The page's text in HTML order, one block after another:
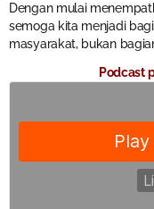
Dengan mulai
semoga kita menjadi
masyarakat, bukan
Podcast